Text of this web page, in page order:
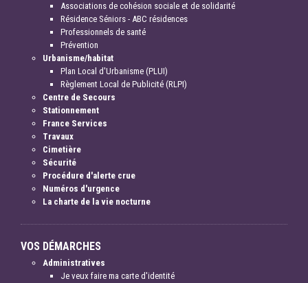
Associations de cohésion sociale et de solidarité
Résidence Séniors - ABC résidences
Professionnels de santé
Prévention
Urbanisme/habitat
Plan Local d'Urbanisme (PLUI)
Règlement Local de Publicité (RLPI)
Centre de Secours
Stationnement
France Services
Travaux
Cimetière
Sécurité
Procédure d'alerte crue
Numéros d'urgence
La charte de la vie nocturne
VOS DÉMARCHES
Administratives
Je veux faire ma carte d'identité